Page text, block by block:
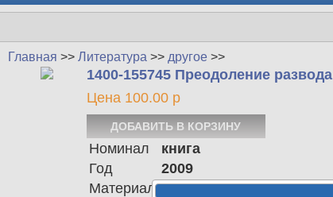
Главная >> Литература >> другое >>
1400-155745 Преодоление развода
Цена 100.00 р
Номинал
книга
Год
2009
Материал